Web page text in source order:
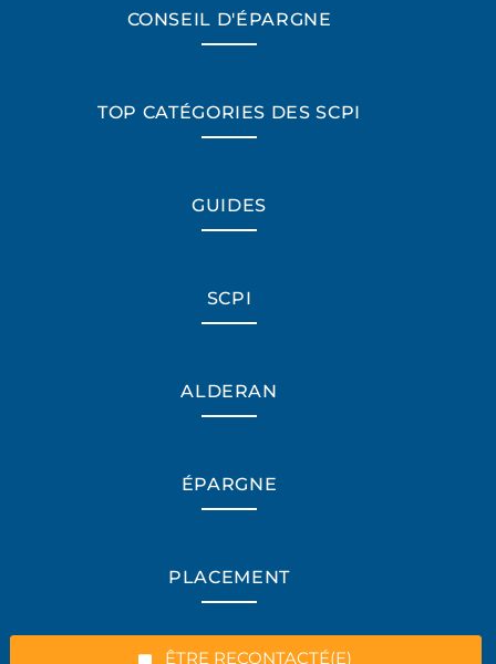
“Excellent”, 165 avis
ÊTRE RECONTACTÉ(E)
CONSEIL D'ÉPARGNE
TOP CATÉGORIES DES SCPI
GUIDES
SCPI
ALDERAN
ÉPARGNE
PLACEMENT